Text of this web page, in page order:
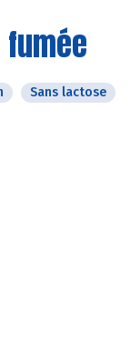
Sans lactose